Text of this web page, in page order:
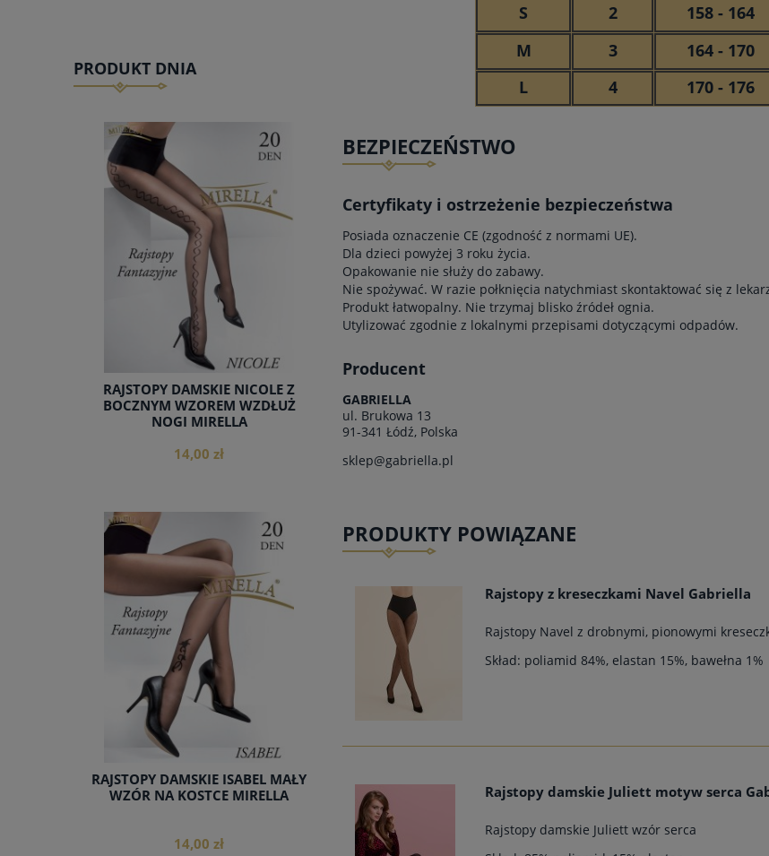
PRODUKT DNIA
RAJSTOPY DAMSKIE NICOLE Z
BOCZNYM WZOREM WZDŁUŻ
NOGI MIRELLA
14,00 zł
do koszyka
RAJSTOPY DAMSKIE ISABEL MAŁY
WZÓR NA KOSTCE MIRELLA
14,00 zł
S
2 158 - 164
M
3 164 - 170
L
4 170 - 176
BEZPIECZEŃSTWO
Certyfikaty i ostrzeżenie bezpieczeństwa
Posiada oznaczenie CE (zgodność z normami UE).
Dla dzieci powyżej 3 roku życia.
Opakowanie nie służy do zabawy.
Nie spożywać. W razie połknięcia natychmiast skontaktować się z
Produkt łatwopalny. Nie trzymaj blisko źródeł ognia.
Utylizować zgodnie z lokalnymi przepisami dotyczącymi odpadów.
Producent
GABRIELLA
ul. Brukowa 13
91-341 Łódź, Polska
sklep@gabriella.pl
PRODUKTY POWIĄZANE
Rajstopy z kreseczkami Navel Gabriella
Rajstopy Navel z drobnymi, pionowymi
Skład: poliamid 84%, elastan 15%, bawełna 1%
Rajstopy damskie Juliett motyw serca
Rajstopy damskie Juliett wzór serca